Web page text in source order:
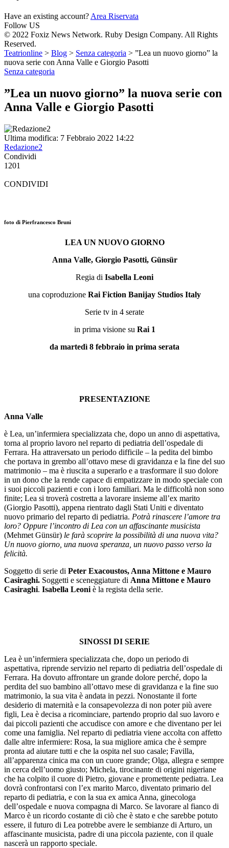
Have an existing account? Area Riservata
Follow US
© 2022 Foxiz News Network. Ruby Design Company. All Rights
Reserved.
Teatrionline > Blog > Senza categoria > ”Lea un nuovo giorno” la
nuova serie con Anna Valle e Giorgio Pasotti
Senza categoria
”Lea un nuovo giorno” la nuova serie con
Anna Valle e Giorgio Pasotti
Ultima modifica: 7 Febbraio 2022 14:22
Redazione2
Condividi
1201
CONDIVIDI
foto di Pierfrancesco Bruni
LEA UN NUOVO GIORNO
Anna Valle, Giorgio Pasotti, Günsür
Regia di Isabella Leoni
una coproduzione Rai Fiction Banijay Studios Italy
Serie tv in 4 serate
in prima visione su Rai 1
da martedì 8 febbraio in prima serata
PRESENTAZIONE
Anna Valle
è Lea, un’infermiera specializzata che, dopo un anno di aspettativa,
torna al proprio lavoro nel reparto di pediatria dell’ospedale di
Ferrara. Ha attraversato un periodo difficile – la pedita del bimbo
che portava in grembo all’ottavo mese di gravidanza e la fine del suo
matrimonio – ma è riuscita a superarlo e a trasformare il suo dolore
in un dono che la rende capace di empatizzare in modo speciale con
i suoi piccoli pazienti e con i loro familiari. Ma le difficoltà non sono
finite; Lea si troverà costretta a lavorare insieme all’ex marito
(Giorgio Pasotti), appena rientrato dagli Stati Uniti e diventato
nuovo primario del reparto di pediatria. Potrà rinascere l’amore tra
loro? Oppure l’incontro di Lea con un affascinante musicista
(Mehmet Günsür) le farà scoprire la possibilità di una nuova vita?
Un nuovo giorno, una nuova speranza, un nuovo passo verso la
felicità.
Soggetto di serie di Peter Exacoustos, Anna Mittone e Mauro
Casiraghi. Soggetti e sceneggiature di Anna Mittone e Mauro
Casiraghi. Isabella Leoni è la regista della serie.
SINOSSI DI SERIE
Lea è un’infermiera specializzata che, dopo un periodo di
aspettativa, riprende servizio nel reparto di pediatria dell’ospedale di
Ferrara. Ha dovuto affrontare un grande dolore perché, dopo la
perdita del suo bambino all’ottavo mese di gravidanza e la fine suo
matrimonio, la sua vita è andata in pezzi. Nonostante il forte
desiderio di maternità e la consapevolezza di non poter più avere
figli, Lea è decisa a ricominciare, partendo proprio dal suo lavoro e
dai piccoli pazienti che accudisce con amore e che diventano per lei
come una famiglia. Nel reparto di pediatria viene accolta con affetto
dalle altre infermiere: Rosa, la sua migliore amica che è sempre
pronta ad aiutare tutti e che la ospita nel suo casale; Favilla,
all’apparenza cinica ma con un cuore grande; Olga, allegra e sempre
in cerca dell’uomo giusto; Michela, tirocinante di origini nigeriane
che ha colpito il cuore di Pietro, giovane e promettente pediatra. Lea
dovrà confrontarsi con l’ex marito Marco, diventato primario del
reparto di pediatria, e con la sua ex amica Anna, ginecologa
dell’ospedale e nuova compagna di Marco. Se lavorare al fianco di
Marco è un ricordo costante di ciò che è stato e che sarebbe potuto
essere, il futuro di Lea potrebbe avere le sembianze di Arturo, un
affascinante musicista, padre di una piccola paziente, con il quale
nascerà un rapporto speciale.